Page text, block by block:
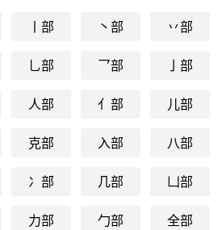
丨部 丶部 丷部
乚部 乛部 亅部
人部 亻部 儿部
克部 入部 八部
冫部 几部 凵部
力部 勹部 全部